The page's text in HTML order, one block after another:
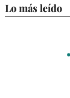
Lo más leído